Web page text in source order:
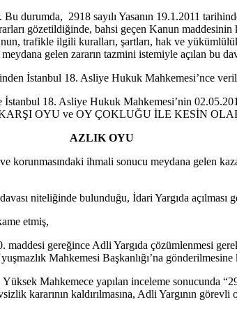
durumda, 2918 sayılı Yasanın 19.1.2011
gözetildiğinde, bahsi geçen Kanun
trafikle ilgili kuralları, şartları, hak ve
gelen zararın tazmini istemiyle açılan bu
İstanbul 18. Asliye Hukuk Mahkemesi’nce
18. Asliye Hukuk Mahkemesi’nin
OYU ve OY ÇOKLUĞU İLE KESİN
AZLIK OYU
ihmali sonucu meydana gelen
niteliğinde bulunduğu, İdari Yargıda
etmiş,
maddesi gereğince Adli Yargıda çözümlenmesi
Mahkemesi Başkanlığı’na gönderilmesine
Mahkemece yapılan inceleme sonucunda
kararının kaldırılmasına, Adli Yargının